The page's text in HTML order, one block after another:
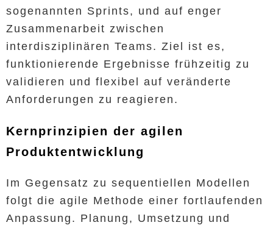
sogenannten Sprints, und auf enger
Zusammenarbeit zwischen
interdisziplinären Teams. Ziel ist es,
funktionierende Ergebnisse frühzeitig zu
validieren und flexibel auf veränderte
Anforderungen zu reagieren.
Kernprinzipien der agilen
Produktentwicklung
Im Gegensatz zu sequentiellen Modellen
folgt die agile Methode einer fortlaufenden
Anpassung. Planung, Umsetzung und